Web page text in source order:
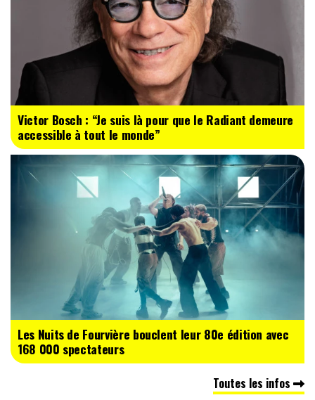
Victor Bosch : “Je suis là pour que le Radiant demeure
accessible à tout le monde”
Les Nuits de Fourvière bouclent leur 80e édition avec
168 000 spectateurs
Toutes les infos